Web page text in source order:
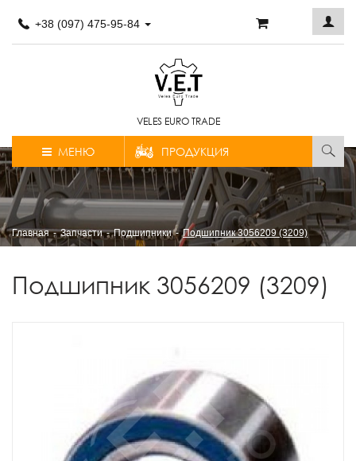
+38 (097) 475-95-84
VELES EURO TRADE
МЕНЮ ПРОДУКЦИЯ
Главная Запчасти Подшипники Подшипник 3056209 (3209)
Подшипник 3056209 (3209)